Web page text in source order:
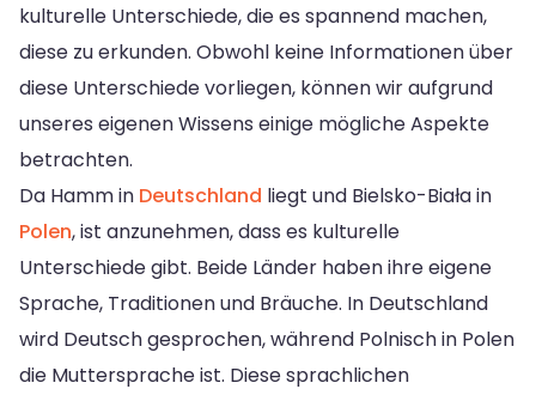
kulturelle Unterschiede, die es spannend machen,
diese zu erkunden. Obwohl keine Informationen über
diese Unterschiede vorliegen, können wir aufgrund
unseres eigenen Wissens einige mögliche Aspekte
betrachten.
Da Hamm in Deutschland liegt und Bielsko-Biała in
Polen, ist anzunehmen, dass es kulturelle
Unterschiede gibt. Beide Länder haben ihre eigene
Sprache, Traditionen und Bräuche. In Deutschland
wird Deutsch gesprochen, während Polnisch in Polen
die Muttersprache ist. Diese sprachlichen